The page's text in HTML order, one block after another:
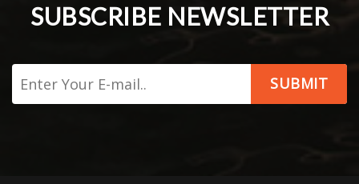
SUBSCRIBE NEWSLETTER
SUBMIT